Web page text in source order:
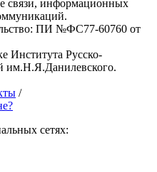
связи, информационных
ПИ №ФС77-60760 от
Института Русско-
им.Н.Я.Данилевского.
/
сетях: